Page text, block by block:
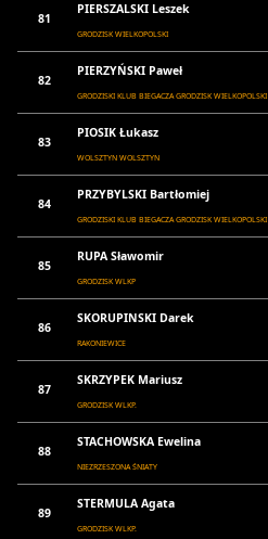
81
PIERSZALSKI Leszek
GRODZISK WIELKOPOLSKI
82
PIERZYŃSKI Paweł
GRODZISKI KLUB BIEGACZA GRODZISK WIELKOPOLSKI
83
PIOSIK Łukasz
WOLSZTYN WOLSZTYN
84
PRZYBYLSKI Bartłomiej
GRODZISKI KLUB BIEGACZA GRODZISK WIELKOPOLSKI
85
RUPA Sławomir
GRODZISK WLKP
86
SKORUPINSKI Darek
RAKONIEWICE
87
SKRZYPEK Mariusz
GRODZISK WLKP.
88
STACHOWSKA Ewelina
NIEZRZESZONA ŚNIATY
89
STERMULA Agata
GRODZISK WLKP.